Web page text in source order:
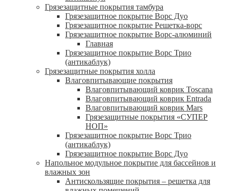
Грязезащитные покрытия тамбура
Грязезащитное покрытие Ворс Дуо
Грязезащитное покрытие Решетка-ворс
Грязезащитное покрытие Ворс-алюминий
Главная
Грязезащитное покрытие Ворс Трио
(антикаблук)
Грязезащитные покрытия холла
Влаговпитывающие покрытия
Влаговпитывающий коврик Toscana
Влаговпитывающий коврик Entrada
Влаговпитывающий коврик Mars
Грязезащитные покрытия «СУПЕР
НОП»
Грязезащитное покрытие Ворс Трио
(антикаблук)
Грязезащитное покрытие Ворс Дуо
Напольное модульное покрытие для бассейнов и
влажных зон
Антискользящие покрытия – решетка для